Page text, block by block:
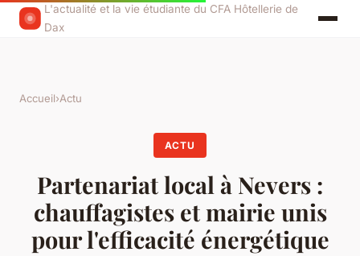
L'actualité et la vie étudiante du CFA Hôtellerie de
Dax
Accueil›Actu
ACTU
Partenariat local à Nevers :
chauffagistes et mairie unis
pour l'efficacité énergétique